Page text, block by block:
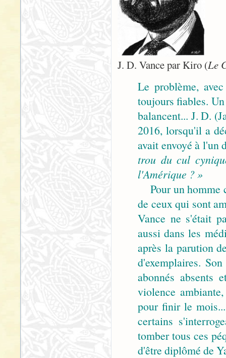
J. D. Vance par Kiro (Le
Le problème,
toujours fiables.
balancent... J. D.
2016, lorsqu'il a
avait envoyé à l'un
trou du cul
l'Amérique ? »
Pour un homme
de ceux qui sont
Vance ne s'était
aussi dans les
après la parution
d'exemplaires.
abonnés absents
violence
pour finir le
certains
tomber tous ces
d'être diplômé de